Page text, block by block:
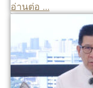
อ่านต่อ ...